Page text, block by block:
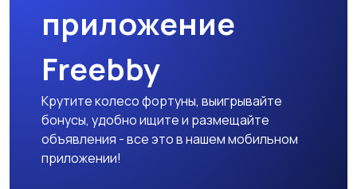
приложение
Freebby
Крутите колесо фортуны, выигрывайте
бонусы, удобно ищите и размещайте
объявления - все это в нашем мобильном
приложении!